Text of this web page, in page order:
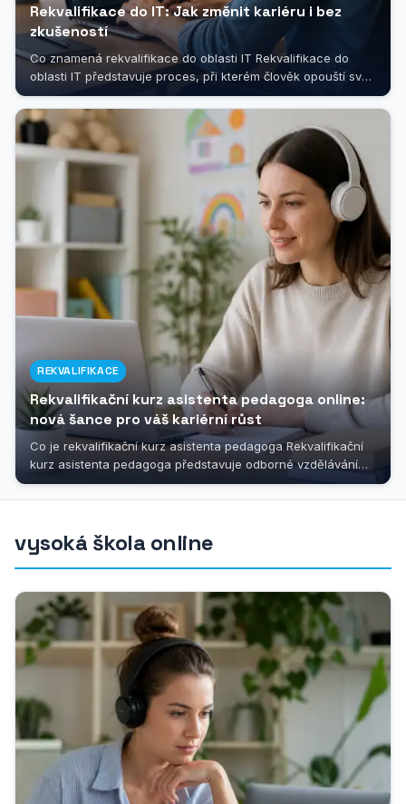
Rekvalifikace do IT: Jak změnit kariéru i bez
zkušeností
Co znamená rekvalifikace do oblasti IT Rekvalifikace do
oblasti IT představuje proces, při kterém člověk opouští svůj
dosavadní profesní...
REKVALIFIKACE
Rekvalifikační kurz asistenta pedagoga online:
nová šance pro váš kariérní růst
Co je rekvalifikační kurz asistenta pedagoga Rekvalifikační
kurz asistenta pedagoga představuje odborné vzdělávání
určené pro všechny,...
vysoká škola online